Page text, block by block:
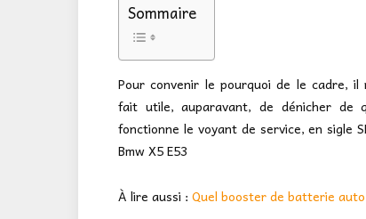
Sommaire
Pour convenir le pourquoi de le cadre, il
fait utile, auparavant, de dénicher de
fonctionne le voyant de service, en sigle
Bmw X5 E53
À lire aussi : Quel booster de batterie